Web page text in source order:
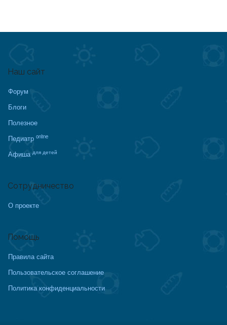
Наш сайт
Форум
Блоги
Полезное
Педиатр online
Афиша для детей
Сотрудничество
О проекте
Помощь
Правила сайта
Пользовательское соглашение
Политика конфиденциальности